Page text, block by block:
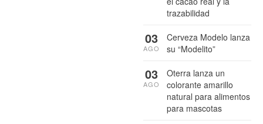
trazabilidad
Cerveza Modelo lanza
su “Modelito”
03
AGO
Oterra lanza un
colorante amarillo
natural para alimentos
para mascotas
03
AGO